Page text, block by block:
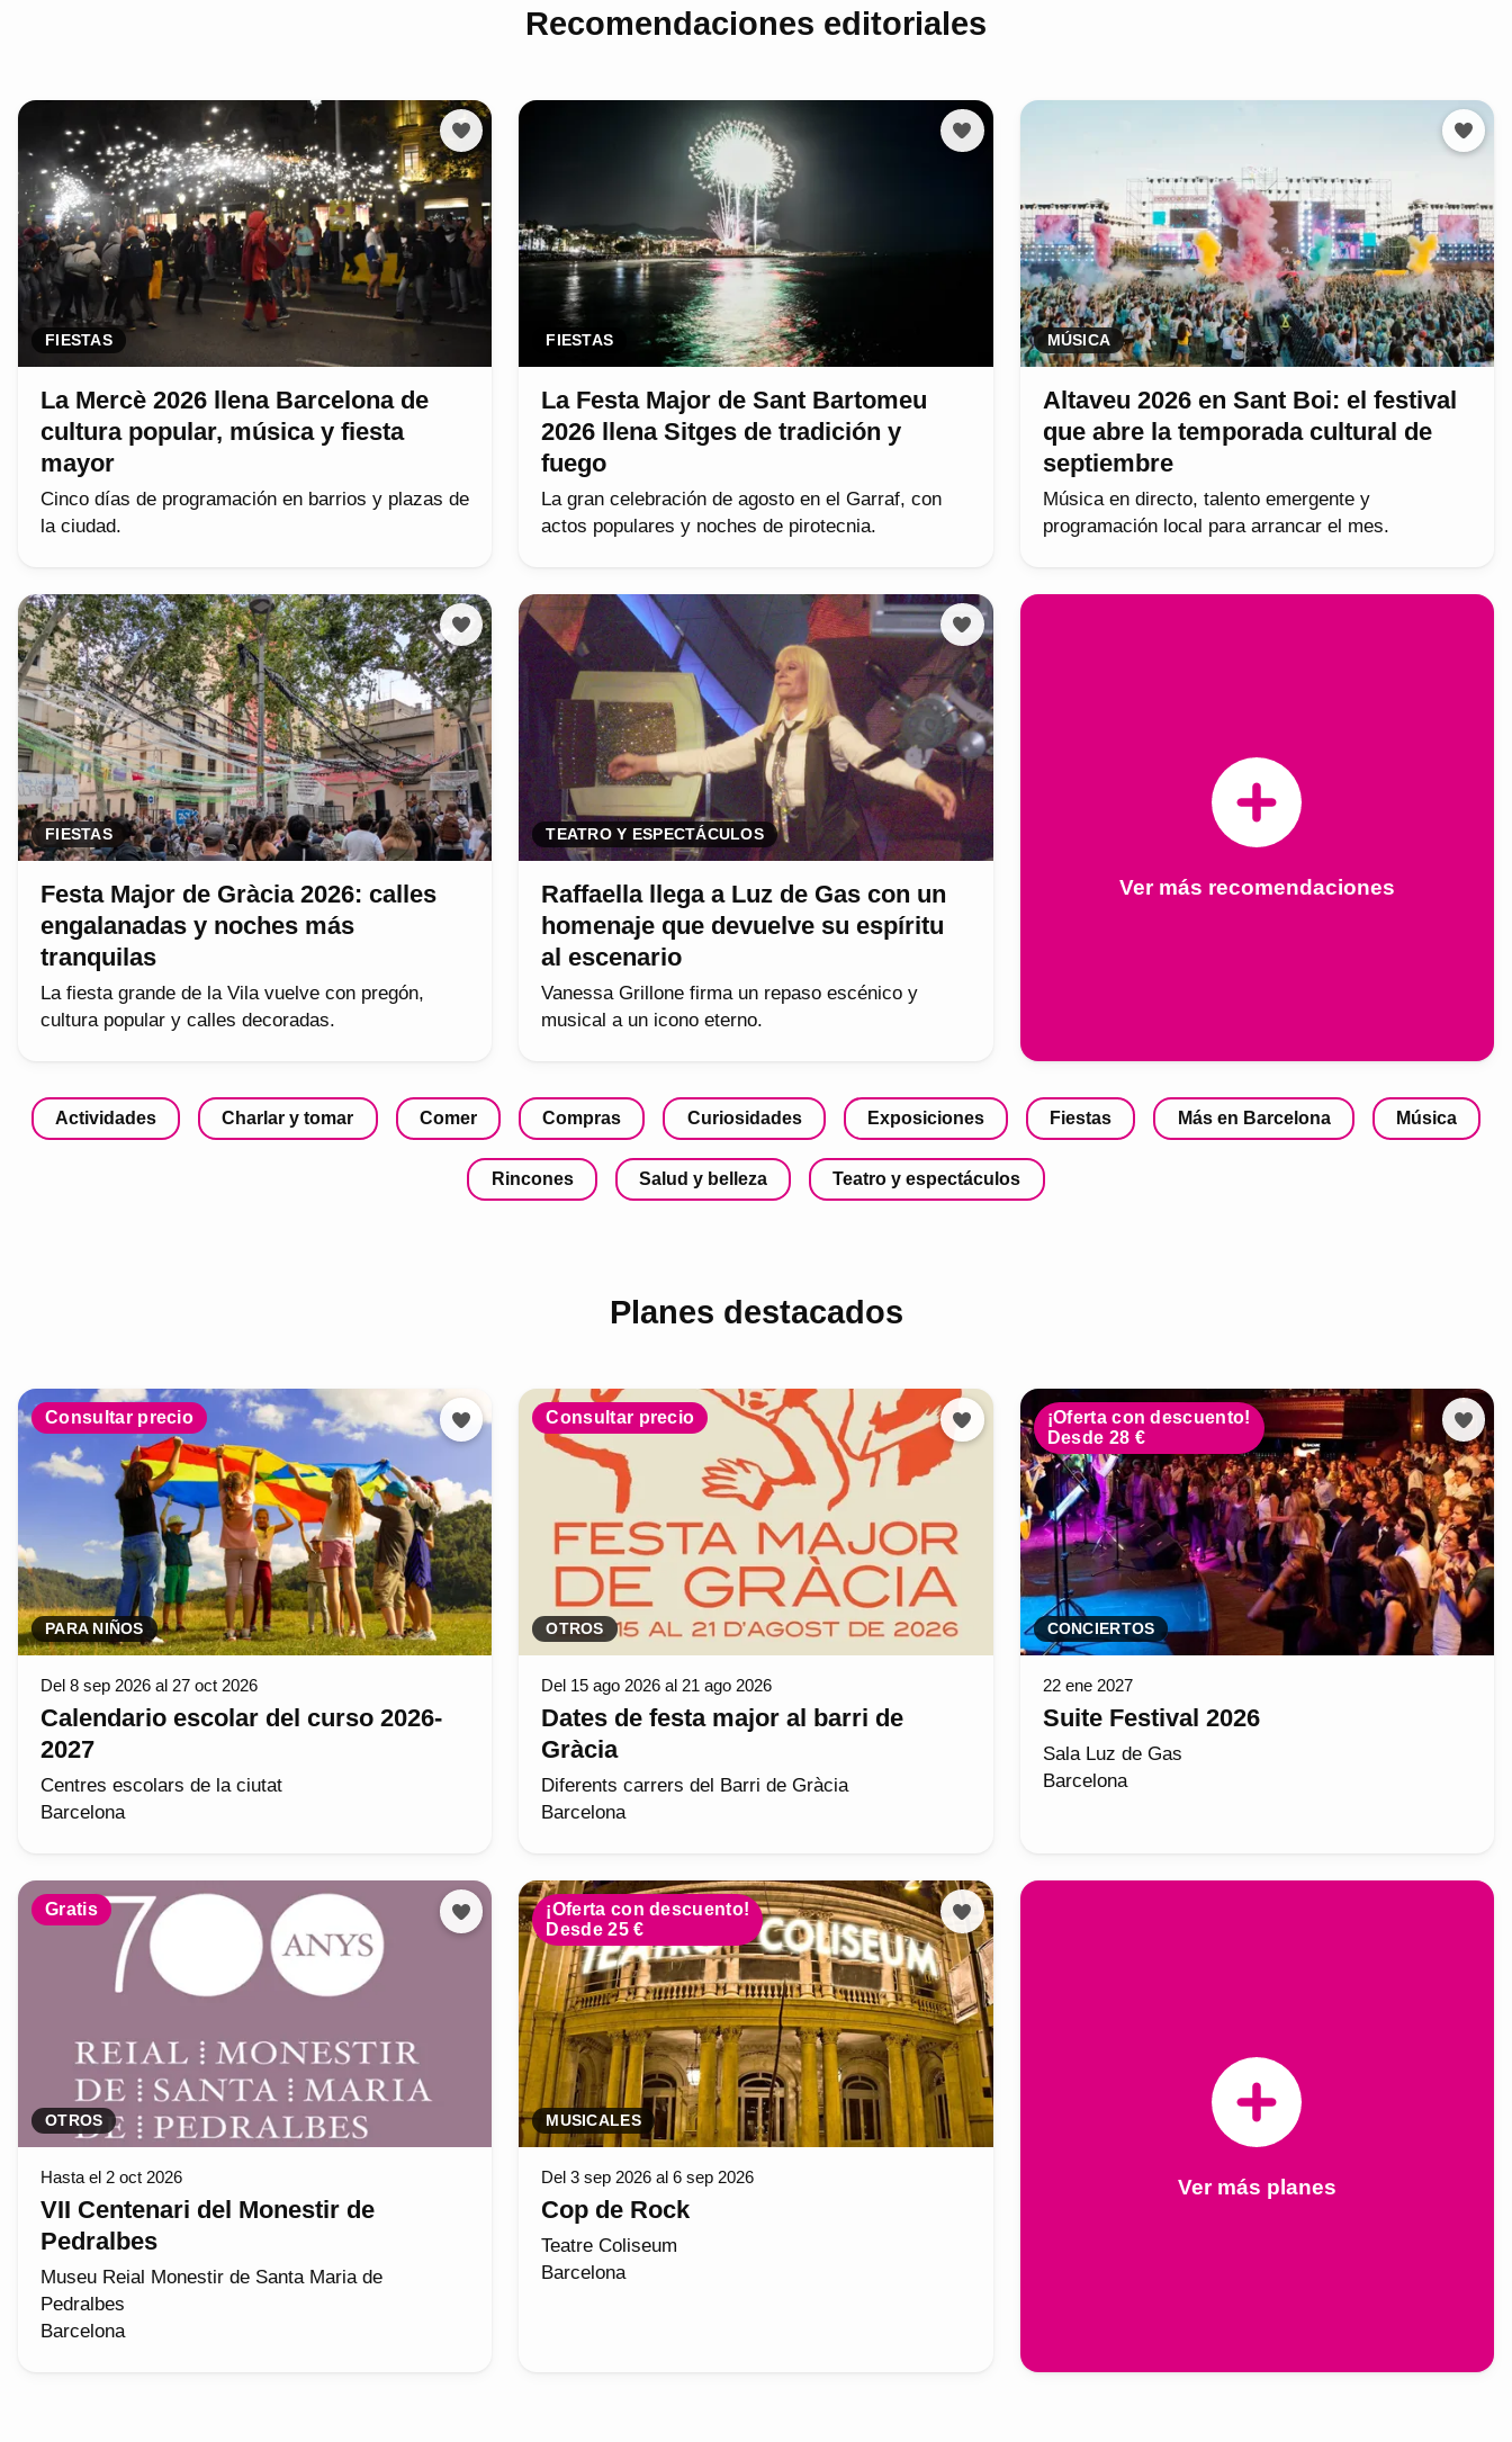
Recomendaciones editoriales
FIESTAS
La Mercè 2026 llena Barcelona de
cultura popular, música y fiesta
mayor
Cinco días de programación en barrios y plazas de
la ciudad.
FIESTAS
La Festa Major de Sant Bartomeu
2026 llena Sitges de tradición y
fuego
La gran celebración de agosto en el Garraf, con
actos populares y noches de pirotecnia.
MÚSICA
Altaveu 2026 en Sant Boi: el festival
que abre la temporada cultural de
septiembre
Música en directo, talento emergente y
programación local para arrancar el mes.
FIESTAS
Festa Major de Gràcia 2026: calles
engalanadas y noches más
tranquilas
La fiesta grande de la Vila vuelve con pregón,
cultura popular y calles decoradas.
TEATRO Y ESPECTÁCULOS
Raffaella llega a Luz de Gas con un
homenaje que devuelve su espíritu
al escenario
Vanessa Grillone firma un repaso escénico y
musical a un icono eterno.
Ver más recomendaciones
Actividades Charlar y tomar Comer Compras Curiosidades Exposiciones Fiestas Más en Barcelona Música
Rincones Salud y belleza Teatro y espectáculos
Planes destacados
Consultar precio
PARA NIÑOS
Del 8 sep 2026 al 27 oct 2026
Calendario escolar del curso 2026-
2027
Centres escolars de la ciutat
Barcelona
Consultar precio
OTROS
Del 15 ago 2026 al 21 ago 2026
Dates de festa major al barri de
Gràcia
Diferents carrers del Barri de Gràcia
Barcelona
¡Oferta con descuento!
Desde 28 €
CONCIERTOS
22 ene 2027
Suite Festival 2026
Sala Luz de Gas
Barcelona
Gratis
OTROS
Hasta el 2 oct 2026
VII Centenari del Monestir de
Pedralbes
Museu Reial Monestir de Santa Maria de
Pedralbes
Barcelona
¡Oferta con descuento!
Desde 25 €
MUSICALES
Del 3 sep 2026 al 6 sep 2026
Cop de Rock
Teatre Coliseum
Barcelona
Ver más planes